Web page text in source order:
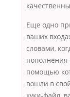
Еще одно
ваших
словами,
пополнения
помощью
вошли в